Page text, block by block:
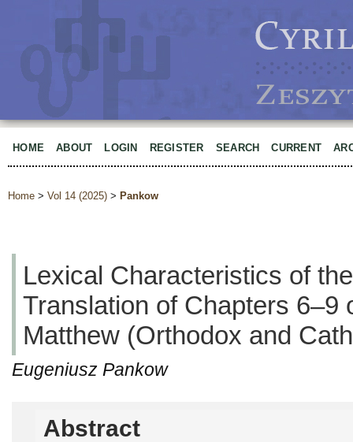
HOME ABOUT LOGIN REGISTER SEARCH CURRENT
Home > Vol 14 (2025) > Pankow
Lexical Characteristics of
Translation of Chapters 6–9
Matthew (Orthodox and
Eugeniusz Pankow
Abstract